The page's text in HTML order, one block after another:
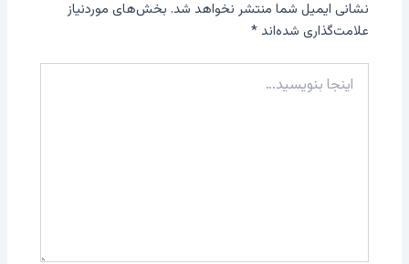
نشانی ایمیل شما منتشر نخواهد شد. بخش‌های موردنیاز
علامت‌گذاری شده‌اند*
بنویسید…